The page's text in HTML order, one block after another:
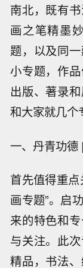
南北，既有
画之笔精墨
题，以及同
小专题，作
出版、著录
和大家就几个
一、丹青功德
首先值得重
画专题”。启
来的特色和
与关注。此
精品，书法